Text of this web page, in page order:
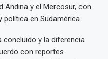
Andina y el Mercosur, con
en Sudamérica.
concluido y la diferencia
con reportes